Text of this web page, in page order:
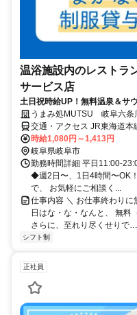
温浴施設内のレスト
サービス店
土日祝時給UP！無料温泉＆サ
うまみ処MUTSU 岐阜六条
交通・アクセス JR東海道本
車9分
時給1,080円～1,413円
岐阜県岐阜市
勤務時間詳細 平日11:00-
◆週2日〜、1日4時間〜OK
で、 お気軽にご相談く...
仕事内容 ＼ お仕事終わりに
日はな・な・なんと、 無料
さらに、至れり尽くせりで
シフト制
正社員